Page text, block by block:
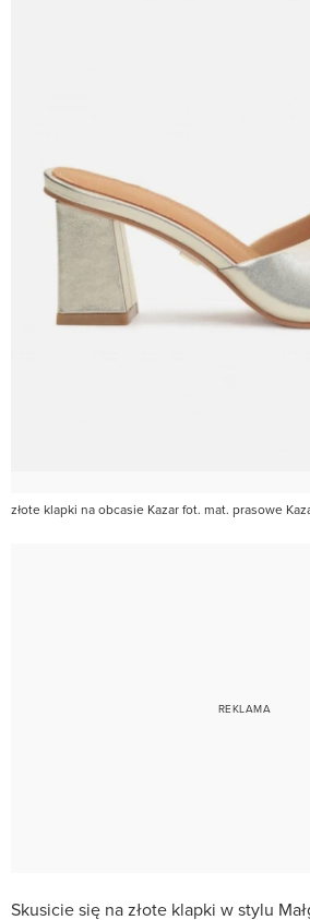
złote klapki na obcasie Kazar fot. mat. prasowe
Skusicie się na złote klapki w stylu